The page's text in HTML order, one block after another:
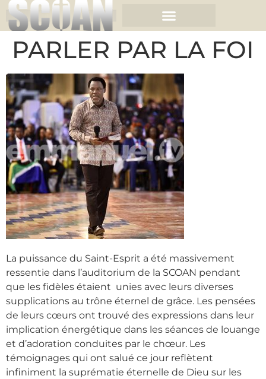
PARLER PAR LA FOI
La puissance du Saint-Esprit a été massivement
ressentie dans l’auditorium de la SCOAN pendant
que les fidèles étaient unies avec leurs diverses
supplications au trône éternel de grâce. Les pensées
de leurs cœurs ont trouvé des expressions dans leur
implication énergétique dans les séances de louange
et d’adoration conduites par le chœur. Les
témoignages qui ont salué ce jour reflètent
infiniment la suprématie éternelle de Dieu sur les